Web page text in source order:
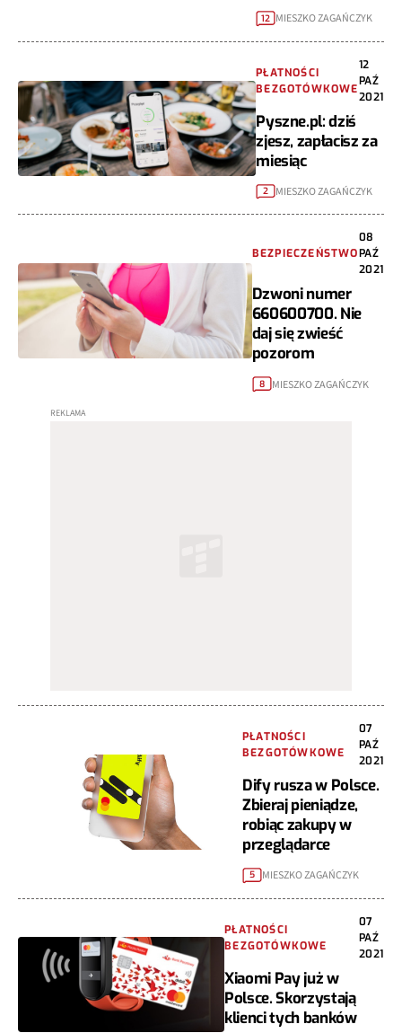
12 MIESZKO ZAGAŃCZYK
PŁATNOŚCI
BEZGOTÓWKOWE
12
PAŹ
2021
Pyszne.pl: dziś
zjesz, zapłacisz za
miesiąc
2 MIESZKO ZAGAŃCZYK
BEZPIECZEŃSTWO
08
PAŹ
2021
Dzwoni numer
660600700. Nie
daj się zwieść
pozorom
8 MIESZKO ZAGAŃCZYK
PŁATNOŚCI
BEZGOTÓWKOWE
07
PAŹ
2021
Dify rusza w Polsce.
Zbieraj pieniądze,
robiąc zakupy w
przeglądarce
5 MIESZKO ZAGAŃCZYK
PŁATNOŚCI
BEZGOTÓWKOWE
07
PAŹ
2021
Xiaomi Pay już w
Polsce. Skorzystają
klienci tych banków